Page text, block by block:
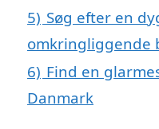
5) Søg efter en
omkringliggende
6) Find en
Danmark